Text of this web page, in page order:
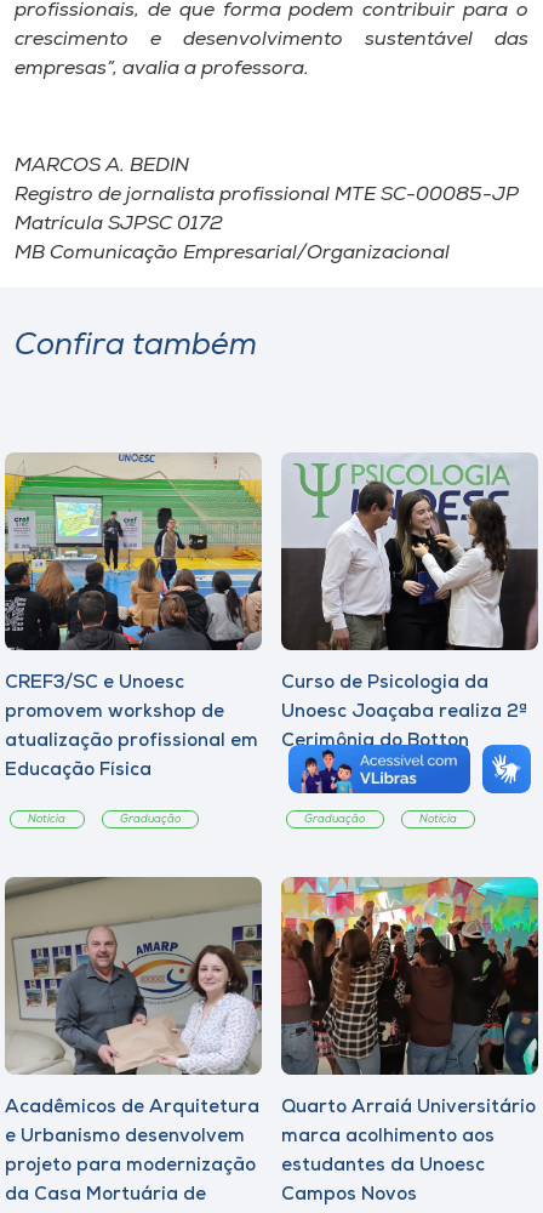
profissionais, de que forma podem contribuir para o
crescimento e desenvolvimento sustentável das
empresas”, avalia a professora.
MARCOS A. BEDIN
Registro de jornalista profissional MTE SC-00085-JP
Matrícula SJPSC 0172
MB Comunicação Empresarial/Organizacional
Confira também
CREF3/SC e Unoesc
promovem workshop de
atualização profissional em
Educação Física
Notícia Graduação
Curso de Psicologia da
Unoesc Joaçaba realiza 2ª
Cerimônia do Botton
Graduação Notícia
Acadêmicos de Arquitetura
e Urbanismo desenvolvem
projeto para modernização
da Casa Mortuária de
Quarto Arraiá Universitário
marca acolhimento aos
estudantes da Unoesc
Campos Novos